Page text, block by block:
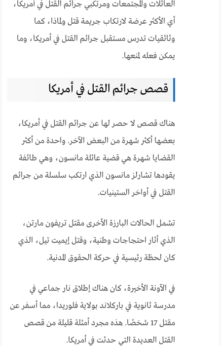
العائلات والمجتمعات ومرتكبي جرائم القتل في أمريكا،
أي الأكثر عرضة لارتكاب جريمة قتل ولماذا، كما
وثائقيات تدرس مستقبل جرائم القتل في أمريكا، وما
يمكن فعله لمنعها.
قصص جرائم القتل في أمريكا
هناك قصص لا حصر لها عن جرائم القتل في أمريكا،
بعضها أكثر شهرة من البعض الآخر. واحدة من أكثر
القضايا شهرة هي قضية عائلة مانسون، وهي طائفة
يقودها تشارلز مانسون الذي ارتكب سلسلة من جرائم
القتل في أواخر الستينيات.
تشمل الحالات البارزة الأخرى مقتل تريفون مارتن،
الذي أثار احتجاجات وطنية، وقتل إيميت تيل، الذي
كان لحظة رئيسية في حركة الحقوق المدنية.
في الآونة الأخيرة، كان هناك إطلاق نار جماعي في
مدرسة ثانوية في باركلاند بولاية فلوريدا، مما أسفر عن
مقتل 17 شخصًا. هذه مجرد أمثلة قليلة من قصص
القتل العديدة التي حدثت في أمريكا.